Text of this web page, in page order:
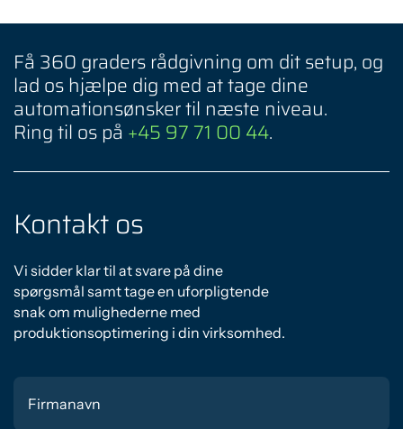
Få 360 graders rådgivning om dit setup, og
lad os hjælpe dig med at tage dine
automationsønsker til næste niveau.
Ring til os på +45 97 71 00 44.
Kontakt os
Vi sidder klar til at svare på dine
spørgsmål samt tage en uforpligtende
snak om mulighederne med
produktionsoptimering i din virksomhed.